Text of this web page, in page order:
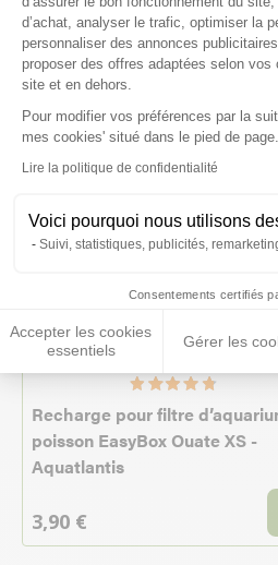
d’achat, analyser le trafic, optimiser la
personnaliser des annonces
proposer des offres adaptées selon vos
site et en dehors.
Pour modifier vos préférences par la
mes cookies' situé dans le pied de page.
Lire la politique de confidentialité
Voici pourquoi nous utilisons
Suivi, statistiques, publicités,
Consentements certifiés
Accepter les cookies
essentiels
Gérer les
Axeptio
★ Top Vente
Recharge pour filtre
poisson EasyBox Ouate XS -
Aquatlantis
3,90 €